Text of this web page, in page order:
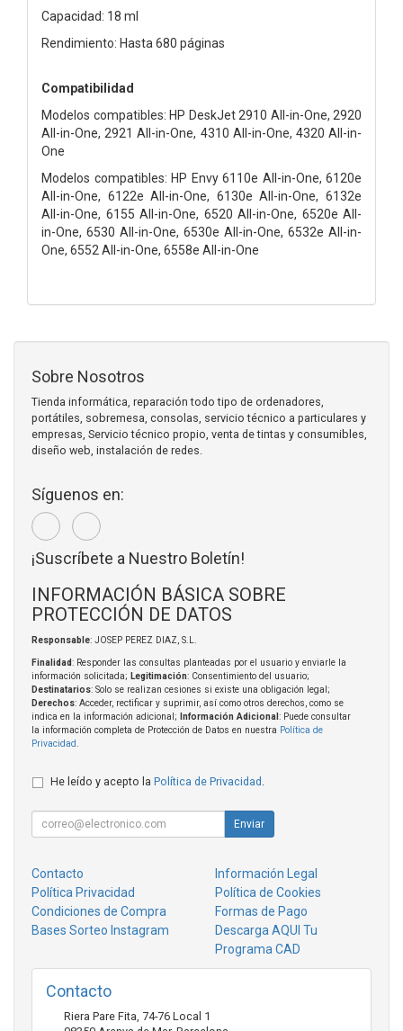
Capacidad: 18 ml
Rendimiento: Hasta 680 páginas
Compatibilidad
Modelos compatibles: HP DeskJet 2910 All-in-One, 2920
All-in-One, 2921 All-in-One, 4310 All-in-One, 4320 All-in-
One
Modelos compatibles: HP Envy 6110e All-in-One, 6120e
All-in-One, 6122e All-in-One, 6130e All-in-One, 6132e
All-in-One, 6155 All-in-One, 6520 All-in-One, 6520e All-
in-One, 6530 All-in-One, 6530e All-in-One, 6532e All-in-
One, 6552 All-in-One, 6558e All-in-One
Sobre Nosotros
Tienda informática, reparación todo tipo de ordenadores,
portátiles, sobremesa, consolas, servicio técnico a particulares y
empresas, Servicio técnico propio, venta de tintas y consumibles,
diseño web, instalación de redes.
Síguenos en:
¡Suscríbete a Nuestro Boletín!
INFORMACIÓN BÁSICA SOBRE
PROTECCIÓN DE DATOS
Responsable: JOSEP PEREZ DIAZ, S.L.
Finalidad: Responder las consultas planteadas por el usuario y enviarle la
información solicitada; Legitimación: Consentimiento del usuario;
Destinatarios: Solo se realizan cesiones si existe una obligación legal;
Derechos: Acceder, rectificar y suprimir, así como otros derechos, como se
indica en la información adicional;
Información Adicional : Puede consultar
la información completa de Protección de Datos en nuestra Política de
Privacidad
He leído y acepto la Política de Privacidad
Enviar
Contacto
Información Legal
Política Privacidad
Política de Cookies
Condiciones de Compra
Formas de Pago
Bases Sorteo Instagram
Descarga AQUI Tu
Programa CAD
Contacto
Riera Pare Fita, 74-76 Local 1